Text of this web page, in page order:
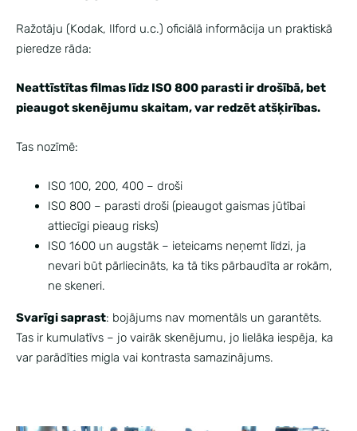
Ražotāju (Kodak, Ilford u.c.) oficiālā informācija un praktiskā
pieredze rāda:
Neattīstītas filmas līdz ISO 800 parasti ir drošībā, bet
pieaugot skenējumu skaitam, var redzēt atšķirības.
Tas nozīmē:
ISO 100, 200, 400 – droši
ISO 800 – parasti droši (pieaugot gaismas jūtībai
attiecīgi pieaug risks)
ISO 1600 un augstāk – ieteicams neņemt līdzi, ja
nevari būt pārliecināts, ka tā tiks pārbaudīta ar rokām,
ne skeneri.
Svarīgi saprast: bojājums nav momentāls un garantēts.
Tas ir kumulatīvs – jo vairāk skenējumu, jo lielāka iespēja, ka
var parādīties migla vai kontrasta samazinājums.